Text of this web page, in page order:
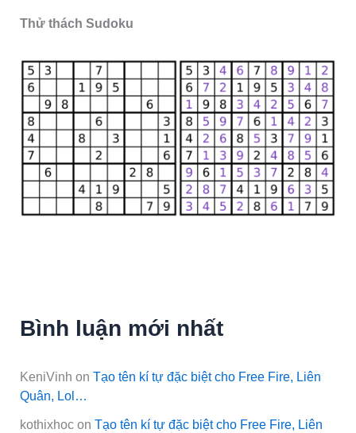
Thử thách Sudoku
Bình luận mới nhất
KeniVinh onTạo tên kí tự đặc biệt cho Free Fire, Liên
Quân, Lol…
kothixhoc onTạo tên kí tự đặc biệt cho Free Fire, Liên